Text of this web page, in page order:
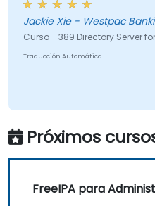
Jackie Xie - Westpac
Curso - 389 Directory Server
Traducción Automática
Próximos
FreeIPA para